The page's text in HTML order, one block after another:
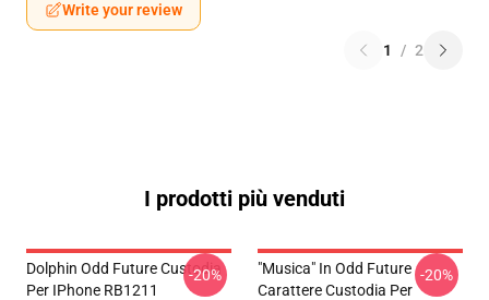
Write your review
1 / 2
I prodotti più venduti
Dolphin Odd Future Custodia
Per IPhone RB1211
-20%
"Musica" In Odd Future
Carattere Custodia Per
-20%